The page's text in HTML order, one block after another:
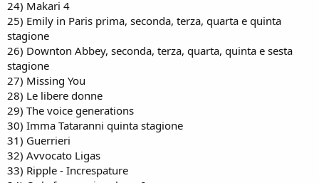
24) Makari 4
25) Emily in Paris prima, seconda, terza, quarta e quinta
stagione
26) Downton Abbey, seconda, terza, quarta, quinta e sesta
stagione
27) Missing You
28) Le libere donne
29) The voice generations
30) Imma Tataranni quinta stagione
31) Guerrieri
32) Avvocato Ligas
33) Ripple - Increspature